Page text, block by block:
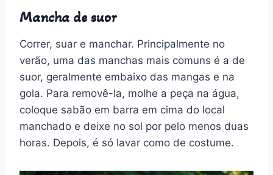
Mancha de suor
Correr, suar e manchar. Principalmente no
verão, uma das manchas mais comuns é a de
suor, geralmente embaixo das mangas e na
gola. Para removê-la, molhe a peça na água,
coloque sabão em barra em cima do local
manchado e deixe no sol por pelo menos duas
horas. Depois, é só lavar como de costume.